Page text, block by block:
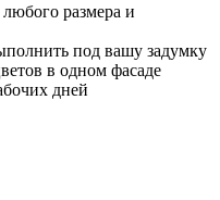
размера и
под вашу задумку
в одном фасаде
дней